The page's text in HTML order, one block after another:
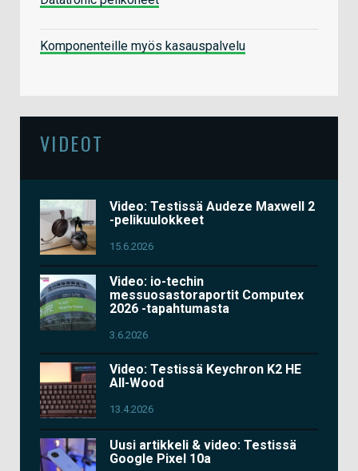
Komponenteille myös kasauspalvelu
VIDEOT
Video: Testissä Audeze Maxwell 2
-pelikuulokkeet
15.6.2026
Video: io-techin
messuosastoraportit Computex
2026 -tapahtumasta
3.6.2026
Video: Testissä Keychron K2 HE
All-Wood
13.4.2026
Uusi artikkeli & video: Testissä
Google Pixel 10a